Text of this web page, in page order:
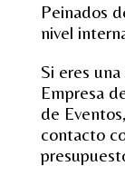
Peinados
nivel
Si eres
Empresa
de
contacto